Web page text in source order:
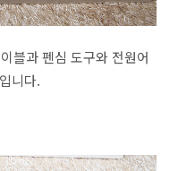
블과 펜심 도구와 전원어
니다.